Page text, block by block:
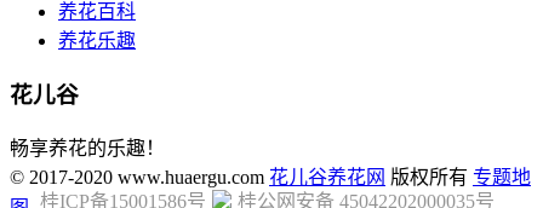
养花百科
养花乐趣
花儿谷
畅享养花的乐趣！
© 2017-2020 www.huaergu.com 花儿谷养花网 版权所有 专题地
桂ICP备15001586号 桂公网安备 45042202000035号